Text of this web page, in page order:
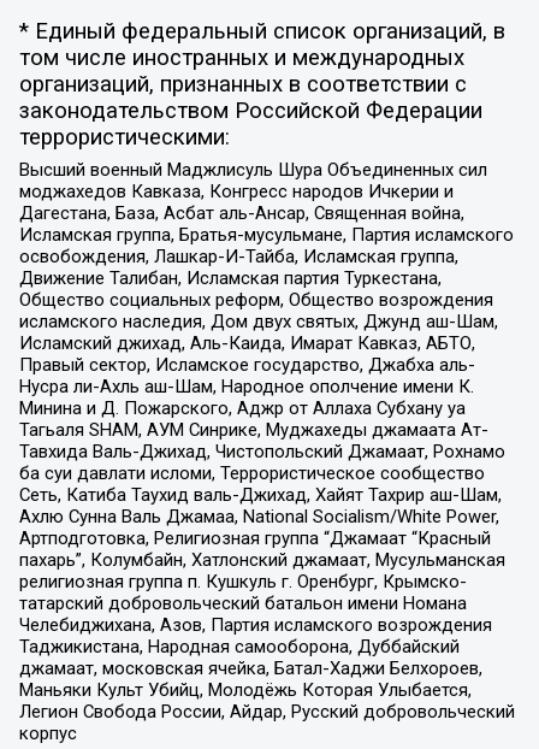
* Единый федеральный список организаций, в
том числе иностранных и международных
организаций, признанных в соответствии с
законодательством Российской Федерации
террористическими:
Высший военный Маджлисуль Шура Объединенных сил
моджахедов Кавказа, Конгресс народов Ичкерии и
Дагестана, База, Асбат аль-Ансар, Священная война,
Исламская группа, Братья-мусульмане, Партия исламского
освобождения, Лашкар-И-Тайба, Исламская группа,
Движение Талибан, Исламская партия Туркестана,
Общество социальных реформ, Общество возрождения
исламского наследия, Дом двух святых, Джунд аш-Шам,
Исламский джихад, Аль-Каида, Имарат Кавказ, АБТО,
Правый сектор, Исламское государство, Джабха аль-
Нусра ли-Ахль аш-Шам, Народное ополчение имени К.
Минина и Д. Пожарского, Аджр от Аллаха Субхану уа
Тагьаля SHAM, АУМ Синрике, Муджахеды джамаата Ат-
Тавхида Валь-Джихад, Чистопольский Джамаат, Рохнамо
ба суи давлати исломи, Террористическое сообщество
Сеть, Катиба Таухид валь-Джихад, Хайят Тахрир аш-Шам,
Ахлю Сунна Валь Джамаа, National Socialism/White Power,
Артподготовка, Религиозная группа “Джамаат “Красный
пахарь”, Колумбайн, Хатлонский джамаат, Мусульманская
религиозная группа п. Кушкуль г. Оренбург, Крымско-
татарский добровольческий батальон имени Номана
Челебиджихана, Азов, Партия исламского возрождения
Таджикистана, Народная самооборона, Дуббайский
джамаат, московская ячейка, Батал-Хаджи Белхороев,
Маньяки Культ Убийц, Молодёжь Которая Улыбается,
Легион Свобода России, Айдар, Русский добровольческий
корпус